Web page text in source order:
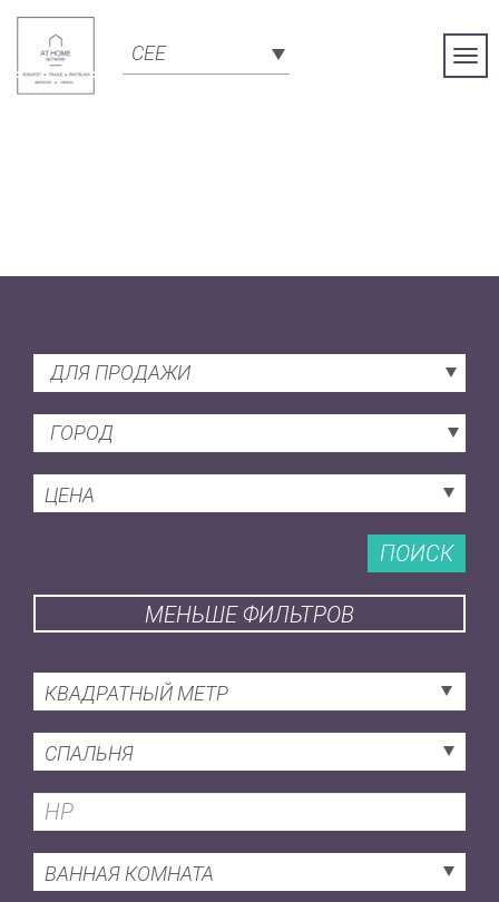
CEE
ДЛЯ ПРОДАЖИ
ГОРОД
ЦЕНА
ПОИСК
МЕНЬШЕ ФИЛЬТРОВ
КВАДРАТНЫЙ МЕТР
СПАЛЬНЯ
ВАННАЯ КОМНАТА